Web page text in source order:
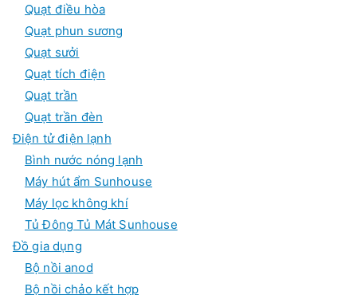
Quạt điều hòa
Quạt phun sương
Quạt sưởi
Quạt tích điện
Quạt trần
Quạt trần đèn
Điện tử điện lạnh
Bình nước nóng lạnh
Máy hút ẩm Sunhouse
Máy lọc không khí
Tủ Đông Tủ Mát Sunhouse
Đồ gia dụng
Bộ nồi anod
Bộ nồi chảo kết hợp